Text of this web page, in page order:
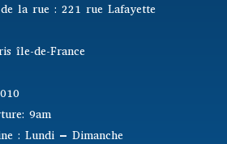
la rue : 221 rue Lafayette
île-de-France
9am
: Lundi – Dimanche